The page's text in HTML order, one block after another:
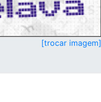
[trocar imagem]